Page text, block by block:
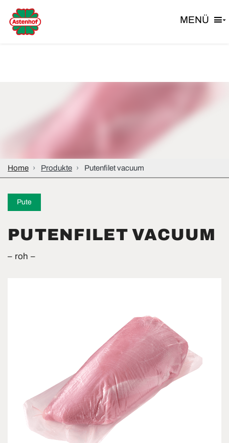
MENÜ
Home Produkte Putenfilet vacuum
Pute
PUTEN­FILET VACUUM
roh